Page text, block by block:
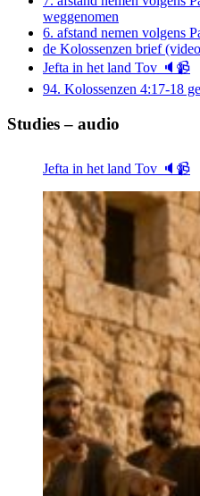
weggenomen
6. afstand nemen volgens
de Kolossenzen brief
Jefta in het land Tov 🔈📹
94. Kolossenzen 4:17-18
Studies – audio
Jefta in het land Tov 🔈📹